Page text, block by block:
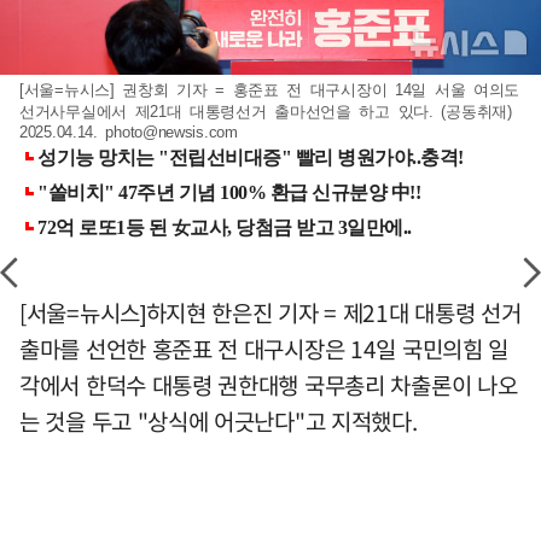
[서울=뉴시스] 권창회 기자 = 홍준표 전 대구시장이 14일 서울 여의도
선거사무실에서 제21대 대통령선거 출마선언을 하고 있다. (공동취재)
2025.04.14.photo@newsis.com
[서울=뉴시스]하지현 한은진 기자 = 제21대 대통령 선거
출마를 선언한 홍준표 전 대구시장은 14일 국민의힘 일
각에서 한덕수 대통령 권한대행 국무총리 차출론이 나오
는 것을 두고 "상식에 어긋난다"고 지적했다.